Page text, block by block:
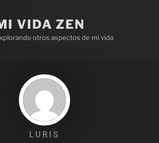
VIDA ZEN
otros aspectos de mi vida
LURIS